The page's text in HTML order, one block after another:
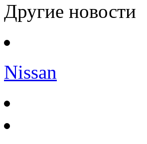
Другие новости
Nissan